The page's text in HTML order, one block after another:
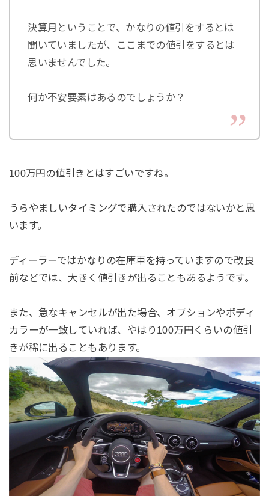
決算月ということで、かなりの値引をするとは
聞いていましたが、ここまでの値引をするとは
思いませんでした。
何か不安要素はあるのでしょうか？
100万円の値引きとはすごいですね。
うらやましいタイミングで購入されたのではないかと思
います。
ディーラーではかなりの在庫車を持っていますので改良
前などでは、大きく値引きが出ることもあるようです。
また、急なキャンセルが出た場合、オプションやボディ
カラーが一致していれば、やはり100万円くらいの値引
きが稀に出ることもあります。